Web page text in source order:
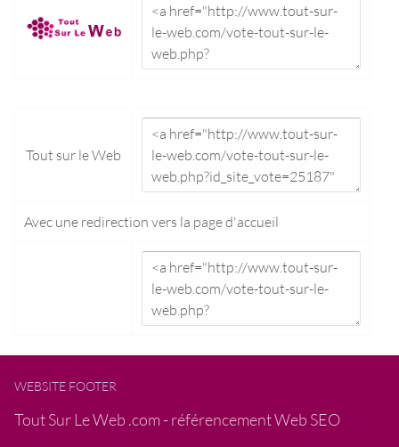
Tout sur le Web
Avec une redirection vers la page d'accueil
WEBSITE FOOTER
Tout Sur Le Web .com - référencement Web SEO